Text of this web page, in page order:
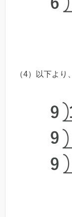
（4）以下より